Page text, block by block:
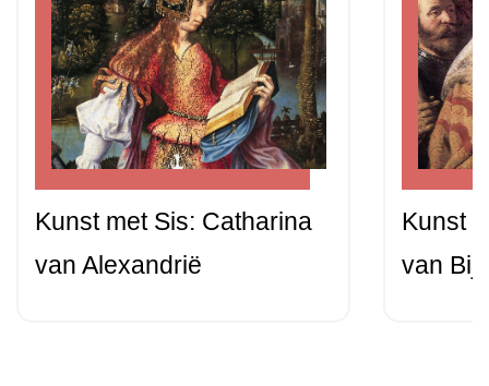
Kunst met Sis: Catharina
van Alexandrië
Kunst
van